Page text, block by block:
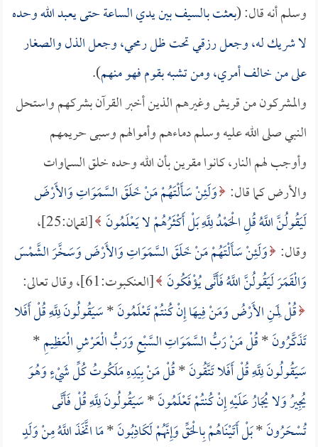
وسلم أنه قال: (بعثت بالسيف بين يدي الساعة حتى يعبد الله وحده
لا شريك له، وجعل رزقي تحت ظل رمحي، وجعل الذل والصغار
على من خالف أمري، ومن تشبه بقوم فهو منهم).
والمشركون من قريش وغيرهم الذين أخبر القرآن بشركهم واستحل
النبي صلى الله عليه وسلم دماءهم وأموالهم وسبى حريمهم
وأوجب لهم النار، كانوا مقرين بأن الله وحده خلق السماوات
والأرض كما قال: وَلَئِنْ سَأَلْتَهُمْ مَنْ خَلَقَ السَّمَوَاتِ وَالأَرْضَ
لَيَقُولُنَّ اللَّهُ قُلِ الْحَمْدُ لِلَّهِ بَلْ أَكْثَرُهُمْ لا يَعْلَمُونَ
[لقمان:25]،
وقال: وَلَئِنْ سَأَلْتَهُمْ مَنْ خَلَقَ السَّمَوَاتِ وَالأَرْضَ وَسَخَّرَ الشَّمْسَ
وَالْقَمَرَ لَيَقُولُنَّ اللَّهُ فَأَنَّى يُؤْفَكُونَ [العنكبوت:61]، وقال تعالى:
قُلْ لِمَنِ الأَرْضُ وَمَنْ فِيهَا إِنْ كُنتُمْ تَعْلَمُونَ*سَيَقُولُونَ لِلَّهِ قُلْ أَفَلا
تَذَكَّرُونَ*قُلْ مَنْ رَبُّ السَّمَوَاتِ السَّبْعِ وَرَبُّ الْعَرْشِ الْعَظِيمِ*
سَيَقُولُونَ لِلَّهِ قُلْ أَفَلا تَتَّقُونَ*قُلْ مَنْ بِيَدِهِ مَلَكُوتُ كُلِّ شَيْءٍ وَهُوَ
يُجِيرُ وَلا يُجَارُ عَلَيْهِ إِنْ كُنتُمْ تَعْلَمُونَ*سَيَقُولُونَ لِلَّهِ قُلْ فَأَنَّى
تُسْحَرُونَ*بَلْ أَتَيْنَاهُمْ بِالْحَقِّ وَإِنَّهُمْ لَكَاذِبُونَ*مَا اتَّخَذَ اللَّهُ مِنْ وَلَدٍ